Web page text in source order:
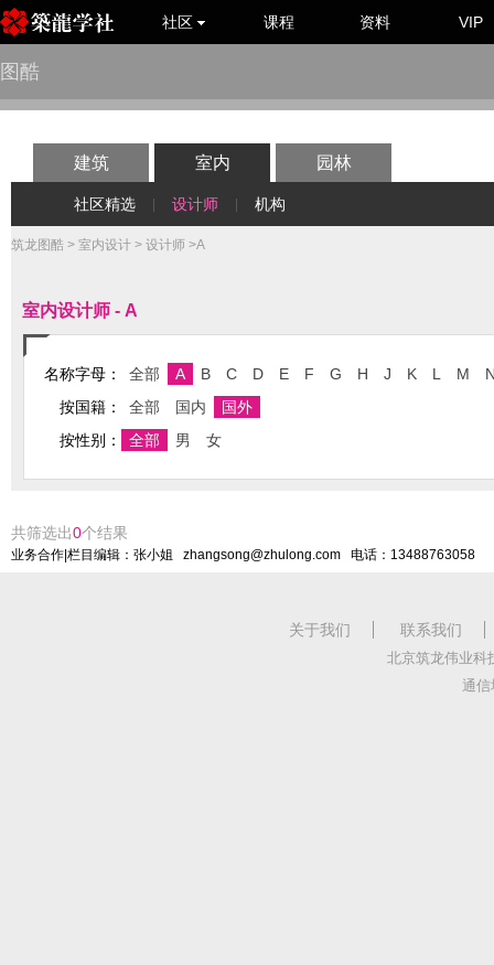
社区 课程 资料 VIP
图酷
建筑 室内 园林
社区精选 设计师 机构
筑龙图酷 > 室内设计 > 设计师 >A
室内设计师 - A
名称字母： 全部 A B C D E F G H J K L M
按国籍：
全部 国内
国外
按性别：
全部 男 女
共筛选出0个结果
业务合作|栏目编辑：张小姐 zhangsong@zhulong.com 电话：13488763058
关于我们 联系我们
北京筑龙伟业科
通